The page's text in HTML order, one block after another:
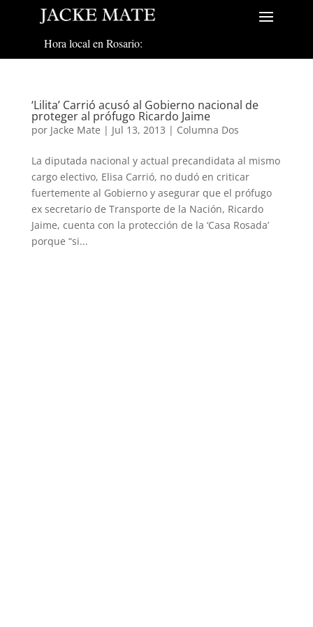
Hora local en Rosario:
‘Lilita’ Carrió acusó al Gobierno nacional de
proteger al prófugo Ricardo Jaime
por Jacke Mate | Jul 13, 2013 | Columna Dos
La diputada nacional y actual precandidata al mismo
cargo electivo, Elisa Carrió, no dudó en criticar
fuertemente al Gobierno y asegurar que el prófugo
ex secretario de Transporte de la Nación, Ricardo
Jaime, cuenta con la protección de la ‘Casa Rosada’
porque “si...